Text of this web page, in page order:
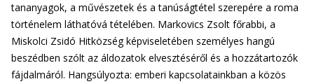
tananyagok, a művészetek és a tanúságtétel szerepére a roma
történelem láthatóvá tételében. Markovics Zsolt főrabbi, a
Miskolci Zsidó Hitközség képviseletében személyes hangú
beszédben szólt az áldozatok elvesztéséről és a hozzátartozók
fájdalmáról. Hangsúlyozta: emberi kapcsolatainkban a közös